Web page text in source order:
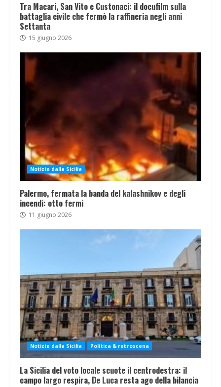
Tra Macari, San Vito e Custonaci: il docufilm sulla
battaglia civile che fermò la raffineria negli anni
Settanta
15 giugno 2026
Notizie dalla Sicilia
Palermo, fermata la banda del kalashnikov e degli
incendi: otto fermi
11 giugno 2026
Notizie dalla Sicilia Politica & retroscena
La Sicilia del voto locale scuote il centrodestra: il
campo largo respira, De Luca resta ago della bilancia